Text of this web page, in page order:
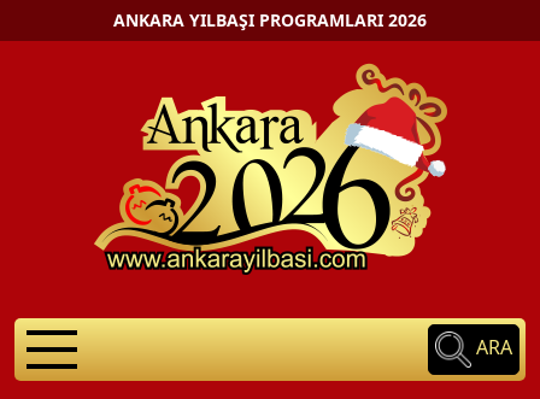
ANKARA YILBAŞI PROGRAMLARI 2026
ARA